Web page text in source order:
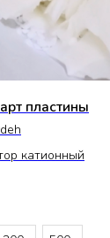
пластины
катионный